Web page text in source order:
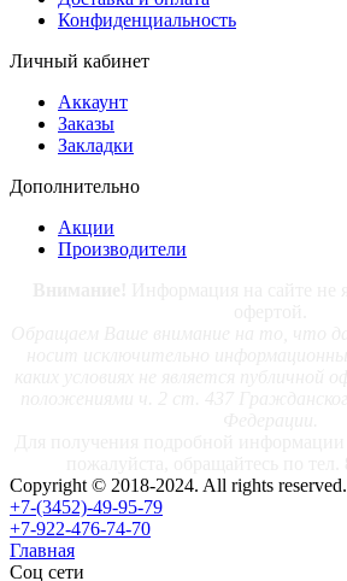
Конфиденциальность
Личный кабинет
Аккаунт
Заказы
Закладки
Дополнительно
Акции
Производители
Copyright © 2018-2024. All rights reserved.
+7-(3452)-49-95-79
+7-922-476-74-70
Главная
Соц сети